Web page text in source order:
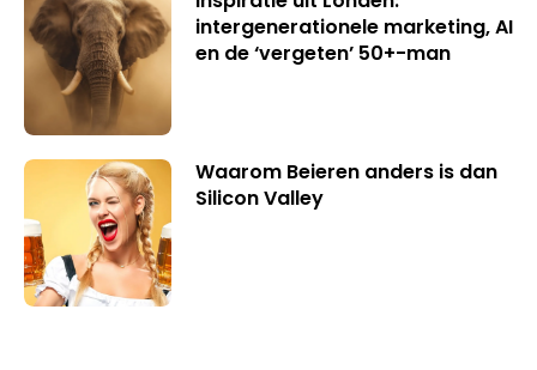
intergenerationele marketing, AI
en de ‘vergeten’ 50+-man
Waarom Beieren anders is dan
Silicon Valley